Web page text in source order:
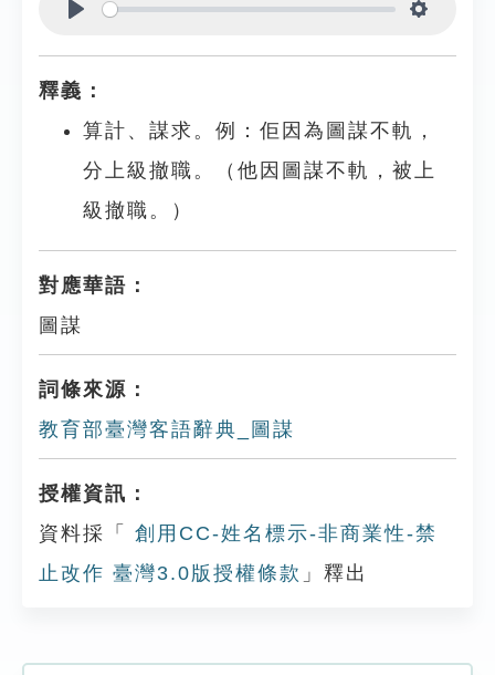
釋義：
算計、謀求。例：佢因為圖謀不軌，
分上級撤職。（他因圖謀不軌，被上
級撤職。）
對應華語：
圖謀
詞條來源：
教育部臺灣客語辭典_圖謀
授權資訊：
資料採「
創用CC-姓名標示-非商業性-禁
止改作 臺灣3.0版授權條款 」釋出